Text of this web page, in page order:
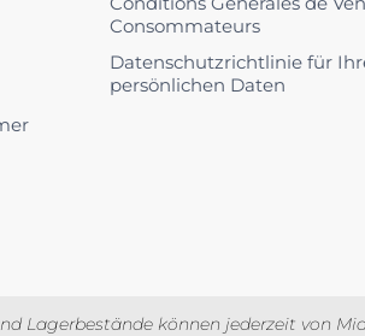
Consommateurs
Datenschutzrichtlinie für
persönlichen Daten
Lagerbestände können jederzeit von